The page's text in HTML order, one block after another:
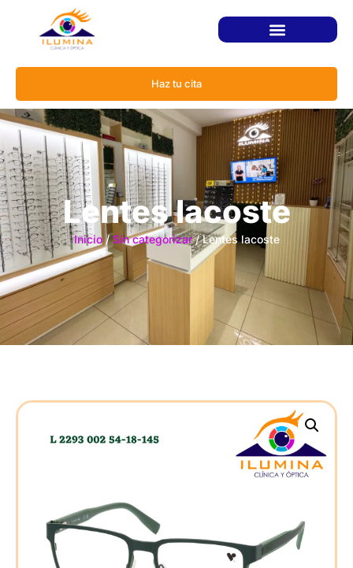
Haz tu cita
Lentes lacoste
Inicio/Sin categorizar/ Lentes lacoste